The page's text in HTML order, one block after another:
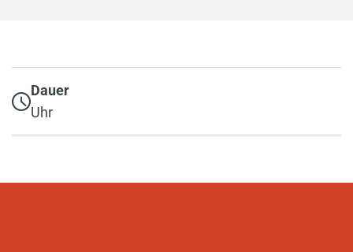
Dauer
Uhr